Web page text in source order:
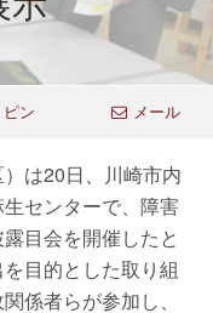
ピン メール
は20日、川崎市内
センターで、障害
目会を開催したと
目的とした取り組
係者らが参加し、